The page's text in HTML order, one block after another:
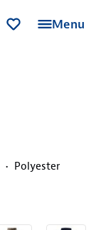
Menu
Polyester